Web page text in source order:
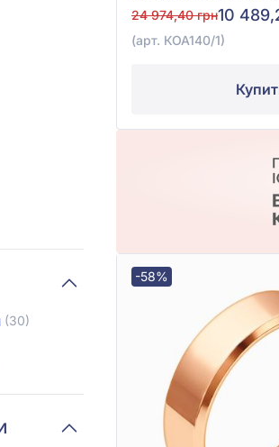
(30)
24 974,40 грн10
(арт. КОА140/1)
-58%